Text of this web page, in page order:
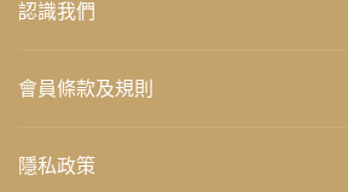
認識我們
會員條款及規則
隱私政策